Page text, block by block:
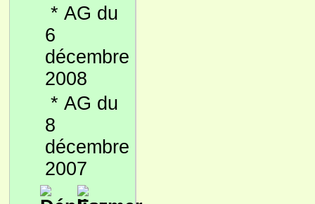
* AG du
6
décembre
2008
* AG du
8
décembre
2007